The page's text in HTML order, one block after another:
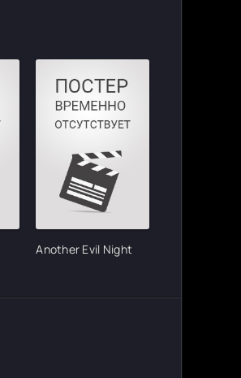
Another Evil Night